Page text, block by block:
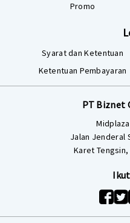
PT Biznet
Jalan Jenderal
Karet Tengsin,
Promo
Syarat dan Ketentuan
Ketentuan Pembayaran